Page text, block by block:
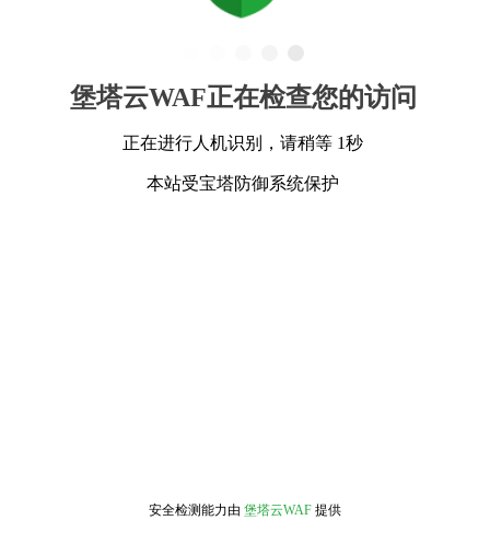
堡塔云WAF正在检查您的访问
正在进行人机识别，请稍等 1秒
本站受宝塔防御系统保护
安全检测能力由 堡塔云WAF 提供